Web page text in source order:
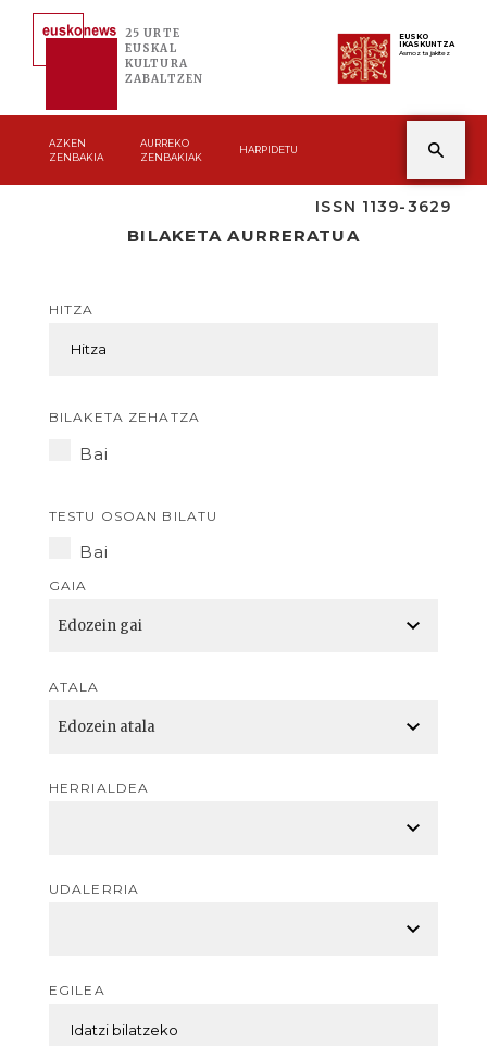
25 URTE
EUSKAL
KULTURA
ZABALTZEN
EUSKO
IKASKUNTZA
Asmoz ta jakitez
AZKEN
ZENBAKIA
AURREKO
ZENBAKIAK
HARPIDETU
ISSN 1139-3629
BILAKETA AURRERATUA
HITZA
BILAKETA ZEHATZA
Bai
TESTU OSOAN BILATU
Bai
GAIA
ATALA
HERRIALDEA
UDALERRIA
EGILEA